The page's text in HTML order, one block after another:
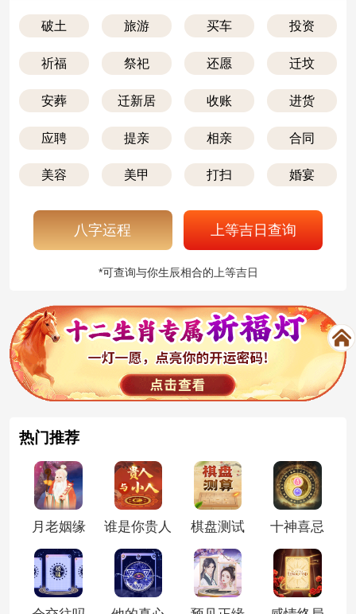
破土 旅游 买车 投资
祈福 祭祀 还愿 迁坟
安葬 迁新居 收账 进货
应聘 提亲 相亲 合同
美容 美甲 打扫 婚宴
八字运程 上等吉日查询
*可查询与你生辰相合的上等吉日
热门推荐
月老姻缘 谁是你贵人 棋盘测试 十神喜忌